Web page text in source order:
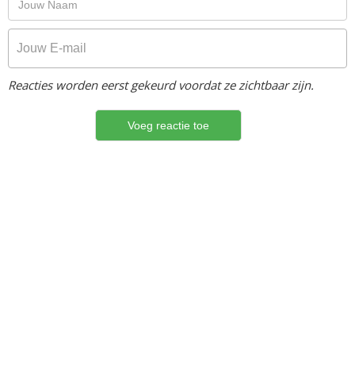
Reacties worden eerst gekeurd voordat ze zichtbaar zijn.